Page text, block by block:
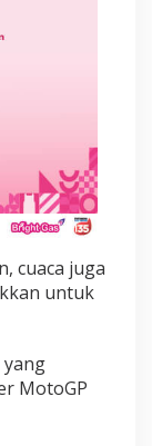
cuaca juga
untuk
MotoGP